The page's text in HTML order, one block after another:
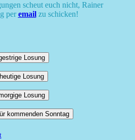
scheut euch nicht, Rainer
peremailzu schicken!
Losung
heutige Losung
Losung
kommenden Sonntag